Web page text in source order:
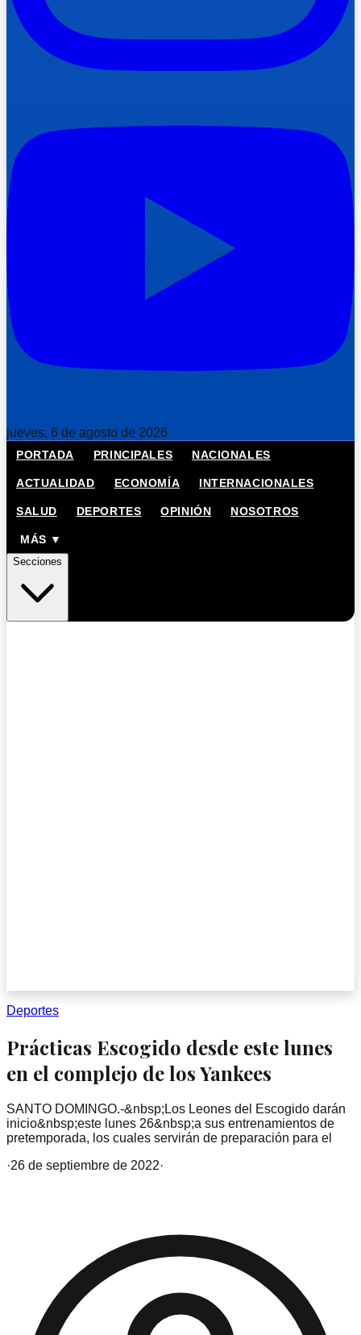
jueves, 6 de agosto de 2026
PORTADA PRINCIPALES NACIONALES
ACTUALIDAD ECONOMÍA INTERNACIONALES
SALUD DEPORTES OPINIÓN NOSOTROS
MÁS ▼
Secciones
Deportes
Prácticas Escogido desde este lunes
en el complejo de los Yankees
SANTO DOMINGO.-&nbsp;Los Leones del Escogido darán
inicio&nbsp;este lunes 26&nbsp;a sus entrenamientos de
pretemporada, los cuales servirán de preparación para el
·26 de septiembre de 2022·